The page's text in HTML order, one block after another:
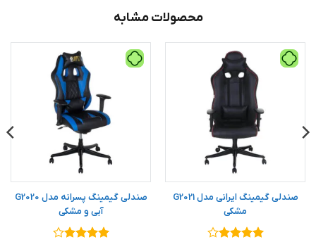
محصولات مشابه
صندلی گیمینگ ایرانی مدل G2021
مشکی
صندلی گیمینگ پسرانه مدل G2020
آبی و مشکی